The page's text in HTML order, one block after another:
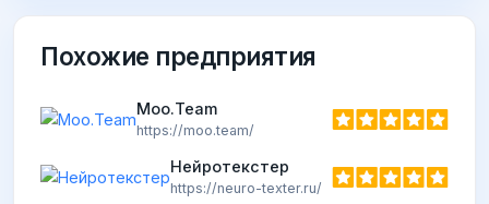
Похожие предприятия
Moo.Team
https://moo.team/
Нейротекстер
https://neuro-texter.ru/